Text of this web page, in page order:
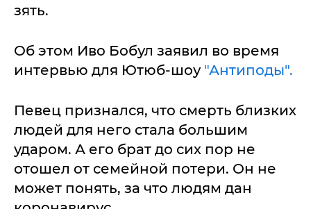
зять.
Об этом Иво Бобул заявил во время
интервью для Ютюб-шоу "Антиподы".
Певец признался, что смерть близких
людей для него стала большим
ударом. А его брат до сих пор не
отошел от семейной потери. Он не
может понять, за что людям дан